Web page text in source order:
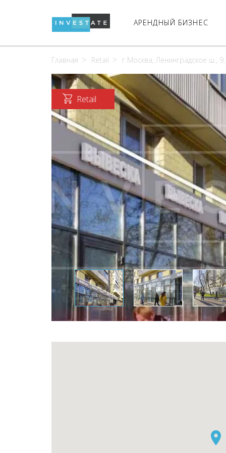
АРЕНДНЫЙ БИЗНЕС
Главная Retail г Москва, Ленинградское ш.,
Retail